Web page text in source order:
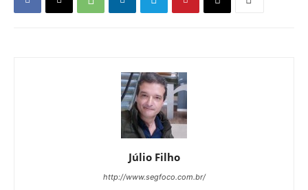
Júlio Filho
http://www.segfoco.com.br/